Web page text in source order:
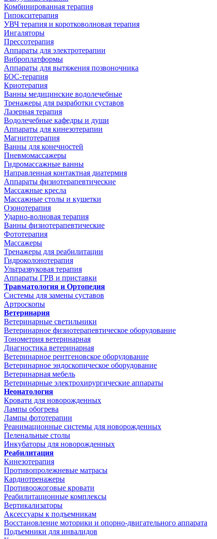
Комбинированная терапия
Гипокситерапия
УВЧ терапия и коротковолновая терапия
Ингаляторы
Прессотерапия
Аппараты для электротерапии
Виброплатформы
Аппараты для вытяжения позвоночника
БОС-терапия
Криотерапия
Ванны медицинские водолечебные
Тренажеры для разработки суставов
Лазерная терапия
Водолечебные кафедры и души
Аппараты для кинезотерапии
Магнитотерапия
Ванны для конечностей
Пневмомассажеры
Гидромассажные ванны
Направленная контактная диатермия
Аппараты физиотерапевтические
Массажные кресла
Массажные столы и кушетки
Озонотерапия
Ударно-волновая терапия
Ванны физиотерапевтические
Фототерапия
Массажеры
Тренажеры для реабилитации
Гидроколонотерапия
Ультразвуковая терапия
Аппараты ГРВ и приставки
Травматология и Ортопедия
Системы для замены суставов
Артроскопы
Ветеринария
Ветеринарные светильники
Ветеринарное физиотерапевтическое оборудование
Тонометрия ветеринарная
Диагностика ветеринарная
Ветеринарное рентгеновское оборудование
Ветеринарное эндоскопическое оборудование
Ветеринарная мебель
Ветеринарные электрохирургические аппараты
Неонатология
Кровати для новорожденных
Лампы обогрева
Лампы фототерапии
Реанимационные системы для новорожденных
Пеленальные столы
Инкубаторы для новорожденных
Реабилитация
Кинезотерапия
Противопролежневые матрасы
Кардиотренажеры
Противоожоговые кровати
Реабилитационные комплексы
Вертикализаторы
Аксессуары к подъемникам
Восстановление моторики и опорно-двигательного аппарата
Подъемники для инвалидов